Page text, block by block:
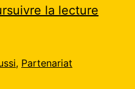
la lecture
, Partenariat